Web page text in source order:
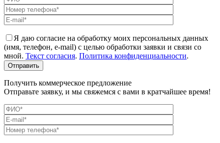
Я даю согласие на обработку моих персональных данных
(имя, телефон, e-mail) с целью обработки заявки и связи со
мной. Текст согласия. Политика конфиденциальности.
Получить коммерческое предложение
Отправьте заявку, и мы свяжемся с вами в кратчайшее время!